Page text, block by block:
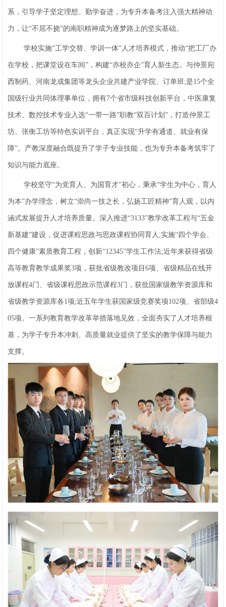
系，引导学子坚定理想、勤学奋进，为专升本备考注入强大精神动
力，让“不屈不挠”的南职精神成为逐梦路上的坚实基础。
学校实施“工学交替、学训一体”人才培养模式，推动“把工厂办
在学校，把课堂设在车间”，构建“亦校亦企”育人新生态。与仲景宛
西制药、河南龙成集团等龙头企业共建产业学院、订单班;是15个全
国级行业共同体理事单位，拥有7个省市级科技创新平台，中医康复
技术、数控技术专业入选“一带一路”职教“双百计划”，打造仲景工
坊、张衡工坊等特色实训平台，真正实现“升学有通道、就业有保
障”。产教深度融合既提升了学子专业技能，也为专升本备考筑牢了
知识与能力底座。
学校坚守“为党育人、为国育才”初心，秉承“学生为中心，育人
为本”办学理念，树立“崇尚一技之长，弘扬工匠精神”育人观，以内
涵式发展提升人才培养质量。深入推进“3133”教学改革工程与“五金
新基建”建设，促进课程思政与思政课程协同育人;实施“四个学会、
四个健康”素质教育工程，创新“12345”学生工作法;近年来获得省级
高等教育教学成果奖3项，获批省级教改项目6项、省级精品在线开
放课程4门、省级课程思政示范课程3门，获批国家级教学资源库和
省级教学资源库各1项;近五年学生获国家级竞赛奖项102项、省部级4
05项。一系列教育教学改革举措落地见效，全面夯实了人才培养根
基，为学子专升本冲刺、高质量就业提供了坚实的教学保障与能力
支撑。